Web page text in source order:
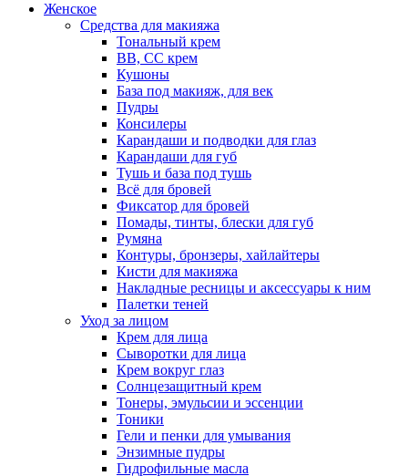
Женское
Средства для макияжа
Тональный крем
BB, CC крем
Кушоны
База под макияж, для век
Пудры
Консилеры
Карандаши и подводки для глаз
Карандаши для губ
Тушь и база под тушь
Всё для бровей
Фиксатор для бровей
Помады, тинты, блески для губ
Румяна
Контуры, бронзеры, хайлайтеры
Кисти для макияжа
Накладные ресницы и аксессуары к ним
Палетки теней
Уход за лицом
Крем для лица
Сыворотки для лица
Крем вокруг глаз
Солнцезащитный крем
Тонеры, эмульсии и эссенции
Тоники
Гели и пенки для умывания
Энзимные пудры
Гидрофильные масла